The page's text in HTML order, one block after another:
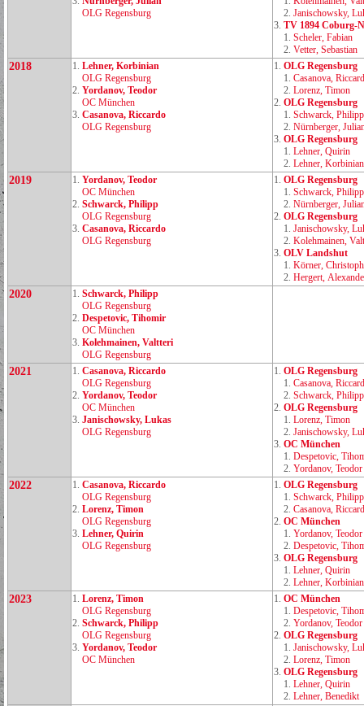
OLG Regensburg
2. Janischowsky,
3. TV 1894
1. Scheler, Fabian
2. Vetter, Sebastian
2018 1. Lehner, Korbinian
OLG Regensburg
2. Yordanov, Teodor
OC München
3. Casanova, Riccardo
OLG Regensburg
1. OLG Regensburg
1. Casanova,
2. Lorenz, Timon
2. OLG Regensburg
1. Schwarck, Philipp
2. Nürnberger,
3. OLG Regensburg
1. Lehner, Quirin
2. Lehner, Korbinian
2019 1. Yordanov, Teodor
OC München
2. Schwarck, Philipp
OLG Regensburg
3. Casanova, Riccardo
OLG Regensburg
1. OLG Regensburg
1. Schwarck, Philipp
2. Nürnberger,
2. OLG Regensburg
1. Janischowsky,
2. Kolehmainen,
3. OLV Landshut
1. Körner, Christoph
2. Hergert,
2020 1. Schwarck, Philipp
OLG Regensburg
2. Despetovic, Tihomir
OC München
3. Kolehmainen, Valtteri
OLG Regensburg
2021 1. Casanova, Riccardo
OLG Regensburg
2. Yordanov, Teodor
OC München
3. Janischowsky, Lukas
OLG Regensburg
1. OLG Regensburg
1. Casanova,
2. Schwarck, Philipp
2. OLG Regensburg
1. Lorenz, Timon
2. Janischowsky,
3. OC München
1. Despetovic,
2. Yordanov, Teodor
2022 1. Casanova, Riccardo
OLG Regensburg
2. Lorenz, Timon
OLG Regensburg
3. Lehner, Quirin
OLG Regensburg
1. OLG Regensburg
1. Schwarck, Philipp
2. Casanova,
2. OC München
1. Yordanov, Teodor
2. Despetovic,
3. OLG Regensburg
1. Lehner, Quirin
2. Lehner, Korbinian
2023 1. Lorenz, Timon
OLG Regensburg
2. Schwarck, Philipp
OLG Regensburg
3. Yordanov, Teodor
OC München
1. OC München
1. Despetovic,
2. Yordanov, Teodor
2. OLG Regensburg
1. Janischowsky,
2. Lorenz, Timon
3. OLG Regensburg
1. Lehner, Quirin
2. Lehner, Benedikt